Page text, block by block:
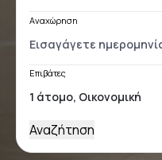
Αναχώρηση
Επιβάτες
Αναζήτηση